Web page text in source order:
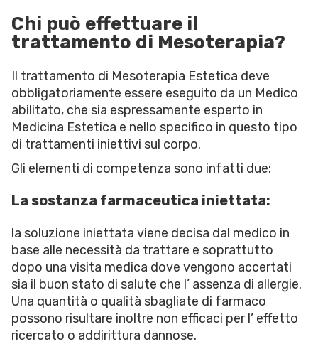
Chi può effettuare il
trattamento di Mesoterapia?
Il trattamento di Mesoterapia Estetica deve
obbligatoriamente essere eseguito da un Medico
abilitato, che sia espressamente esperto in
Medicina Estetica e nello specifico in questo tipo
di trattamenti iniettivi sul corpo.
Gli elementi di competenza sono infatti due:
La sostanza farmaceutica iniettata:
la soluzione iniettata viene decisa dal medico in
base alle necessità da trattare e soprattutto
dopo una visita medica dove vengono accertati
sia il buon stato di salute che l’ assenza di allergie.
Una quantità o qualità sbagliate di farmaco
possono risultare inoltre non efficaci per l’ effetto
ricercato o addirittura dannose.